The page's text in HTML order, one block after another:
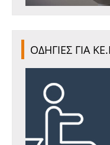
ΟΔΗΓΙΕΣ ΓΙΑ